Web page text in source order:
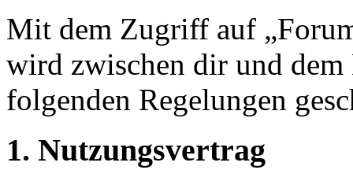
Mit dem Zugriff auf
wird zwischen dir und
folgenden Regelungen
1. Nutzungsvertrag